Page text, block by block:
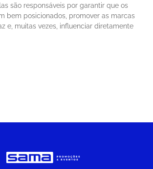
são responsáveis por garantir que os
bem posicionados, promover as marcas
e, muitas vezes, influenciar diretamente